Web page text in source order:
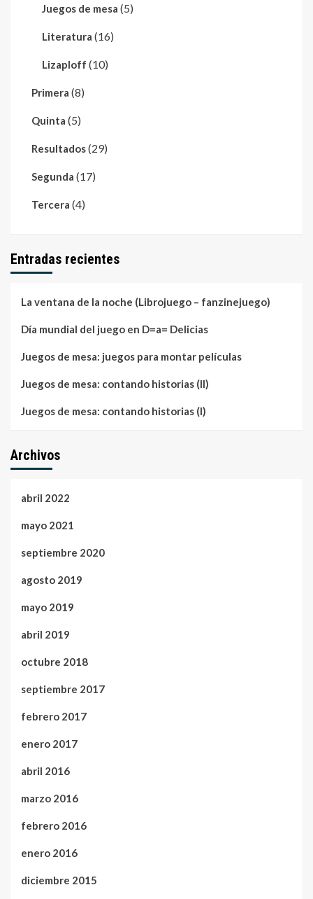
Juegos de mesa (5)
Literatura (16)
Lizaploff (10)
Primera (8)
Quinta (5)
Resultados(29)
Segunda (17)
Tercera (4)
Entradas recientes
La ventana de la noche (Librojuego – fanzinejuego)
Día mundial del juego en D=a= Delicias
Juegos de mesa: juegos para montar películas
Juegos de mesa: contando historias (II)
Juegos de mesa: contando historias (I)
Archivos
abril 2022
mayo 2021
septiembre 2020
agosto 2019
mayo 2019
abril 2019
octubre 2018
septiembre 2017
febrero 2017
enero 2017
abril 2016
marzo 2016
febrero 2016
enero 2016
diciembre 2015